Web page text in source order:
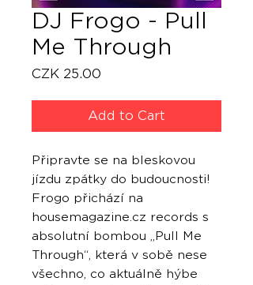
DJ Frogo - Pull
Me Through
CZK 25.00
Add to Cart
Připravte se na bleskovou
jízdu zpátky do budoucnosti!
Frogo přichází na
housemagazine.cz records s
absolutní bombou „Pull Me
Through“, která v sobě nese
všechno, co aktuálně hýbe